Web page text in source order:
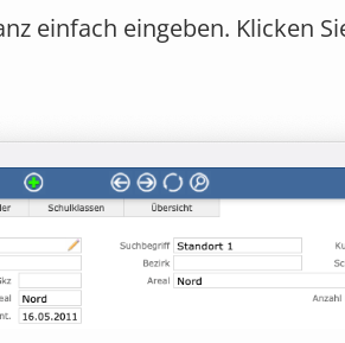
einfach eingeben. Klicken